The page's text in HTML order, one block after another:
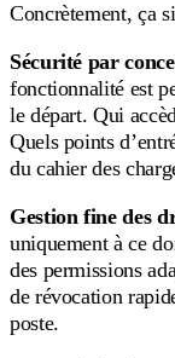
Concrètement, ça
Sécurité par
fonctionnalité est
le départ. Qui
Quels points
du cahier des
Gestion fine des
uniquement à ce
des permissions
de révocation
poste.